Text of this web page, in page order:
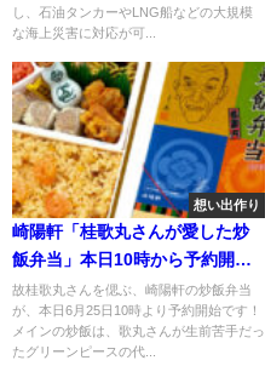
し、石油タンカーやLNG船などの大規模
な海上災害に対応が可...
想い出作り
崎陽軒「桂歌丸さんが愛した炒
飯弁当」本日10時から予約開
始！
故桂歌丸さんを偲ぶ、崎陽軒の炒飯弁当
が、本日6月25日10時より予約開始です！
メインの炒飯は、歌丸さんが生前苦手だっ
たグリーンピースの代...